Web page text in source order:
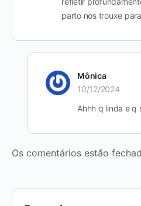
parto nos trouxe
Mônica
10/12/2024
Ahhh q linda e q
Os comentários estão